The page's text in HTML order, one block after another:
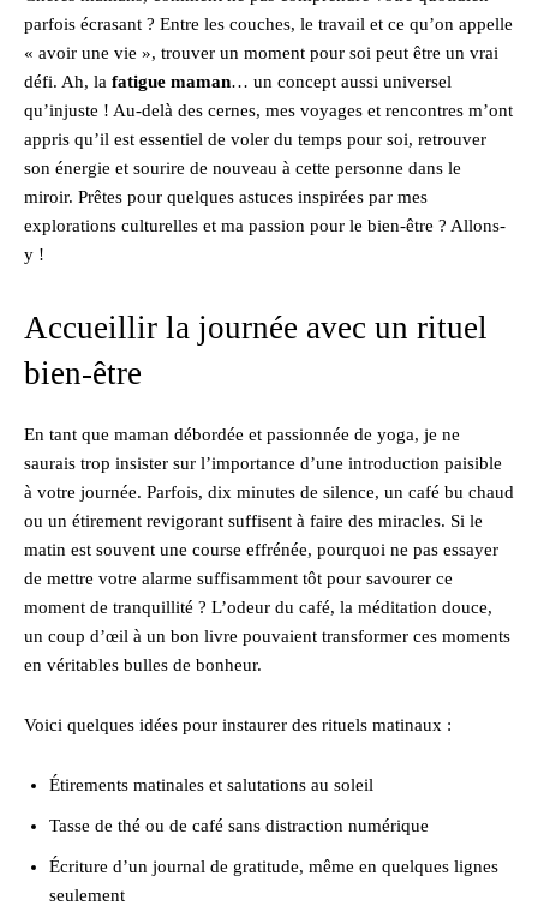
parfois écrasant ? Entre les couches, le travail et ce qu’on appelle
« avoir une vie », trouver un moment pour soi peut être un vrai
défi. Ah, la fatigue maman… un concept aussi universel
qu’injuste ! Au-delà des cernes, mes voyages et rencontres m’ont
appris qu’il est essentiel de voler du temps pour soi, retrouver
son énergie et sourire de nouveau à cette personne dans le
miroir. Prêtes pour quelques astuces inspirées par mes
explorations culturelles et ma passion pour le bien-être ? Allons-
y !
Accueillir la journée avec un rituel
bien-être
En tant que maman débordée et passionnée de yoga, je ne
saurais trop insister sur l’importance d’une introduction paisible
à votre journée. Parfois, dix minutes de silence, un café bu chaud
ou un étirement revigorant suffisent à faire des miracles. Si le
matin est souvent une course effrénée, pourquoi ne pas essayer
de mettre votre alarme suffisamment tôt pour savourer ce
moment de tranquillité ? L’odeur du café, la méditation douce,
un coup d’œil à un bon livre pouvaient transformer ces moments
en véritables bulles de bonheur.
Voici quelques idées pour instaurer des rituels matinaux :
Étirements matinales et salutations au soleil
Tasse de thé ou de café sans distraction numérique
Écriture d’un journal de gratitude, même en quelques lignes
seulement